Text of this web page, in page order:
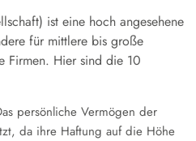
ist eine hoch angesehene
für mittlere bis große
Firmen. Hier sind die 10
persönliche Vermögen der
da ihre Haftung auf die Höhe